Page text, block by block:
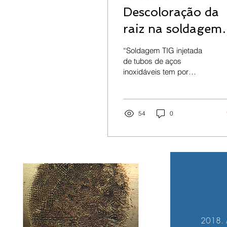
Descoloração da
raiz na soldagem
TIG injetada de
tubulação de aços
inoxidáveis para
aplicação
“Soldagem TIG injetada
de tubos de aços
inoxidáveis tem por
54 0
2018.